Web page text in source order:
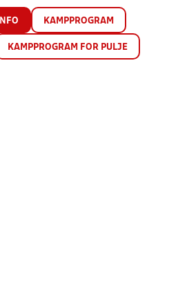
INFO KAMPPROGRAM
KAMPPROGRAM FOR PULJE